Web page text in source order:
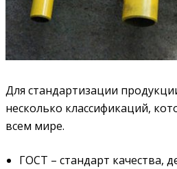
Для стандартизации
несколько классификаций,
всем мире.
ГОСТ – стандарт качества,